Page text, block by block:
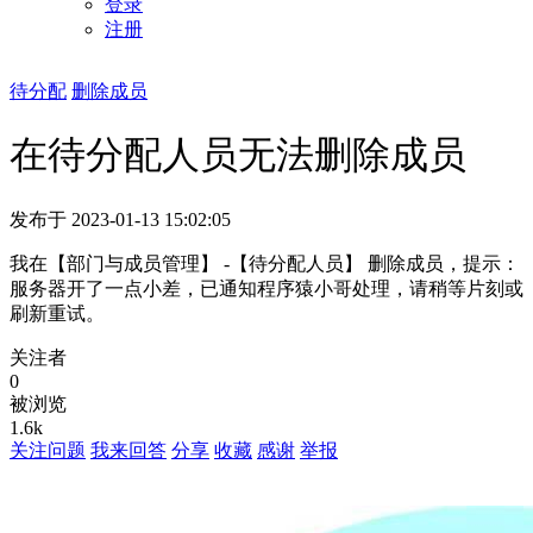
登录
注册
待分配 删除成员
在待分配人员无法删除成员
发布于 2023-01-13 15:02:05
我在【部门与成员管理】 -【待分配人员】 删除成员，提示：
服务器开了一点小差，已通知程序猿小哥处理，请稍等片刻或
刷新重试。
关注者
0
被浏览
1.6k
关注问题 我来回答 分享 收藏 感谢 举报